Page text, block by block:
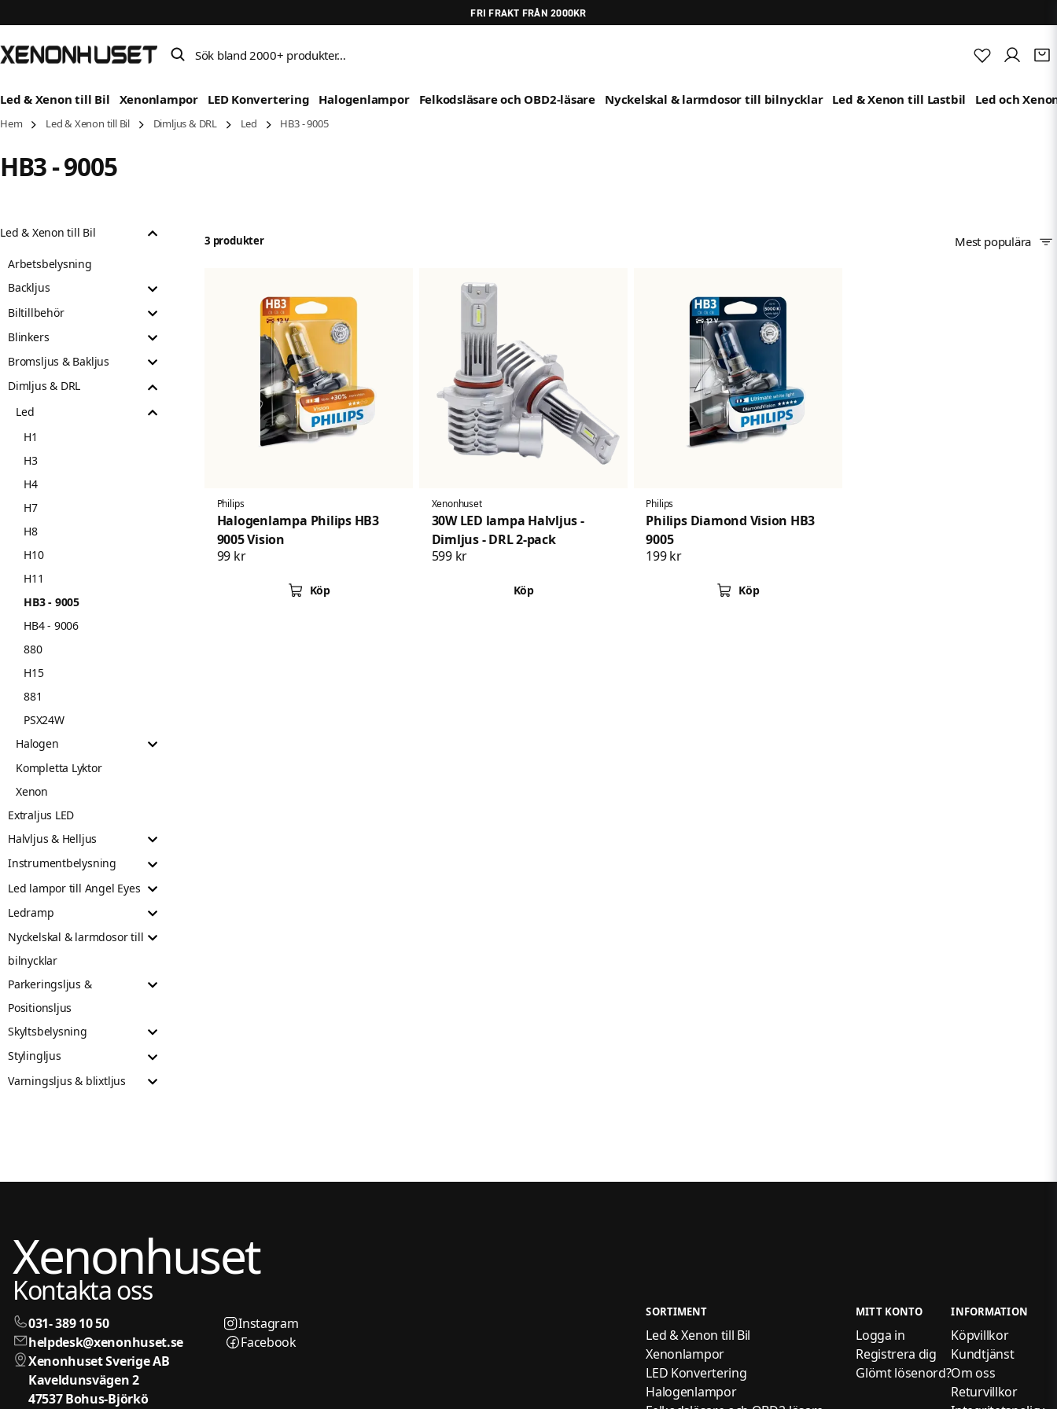
FRI FRAKT FRÅN 2000KR
Sök bland 2000+ produkter…
Led & Xenon till Bil Xenonlampor LED Konvertering Halogenlampor Felkodsläsare och OBD2-läsare Nyckelskal & larmdosor till bilnycklar Led & Xenon till Lastbil Led och
Hem Led & Xenon till Bil Dimljus & DRL Led HB3 - 9005
HB3 - 9005
Led & Xenon till Bil
Arbetsbelysning
Backljus
Biltillbehör
Blinkers
Bromsljus & Bakljus
Dimljus & DRL
Led
H1
H3
H4
H7
H8
H10
H11
HB3 - 9005
HB4 - 9006
880
H15
881
PSX24W
Halogen
Kompletta Lyktor
Xenon
Extraljus LED
Halvljus & Helljus
Instrumentbelysning
Led lampor till Angel Eyes
Ledramp
Nyckelskal & larmdosor till
bilnycklar
Parkeringsljus &
Positionsljus
Skyltsbelysning
Stylingljus
Varningsljus & blixtljus
3 produkter Mest populära
Philips
Halogenlampa Philips HB3
9005 Vision
99 kr
Köp
Xenonhuset
30W LED lampa Halvljus -
Dimljus - DRL 2-pack
599 kr
Köp
Philips
Philips Diamond Vision HB3
9005
199 kr
Köp
Xenonhuset
Kontakta oss
031- 389 10 50
helpdesk@xenonhuset.se
Xenonhuset Sverige AB
Kaveldunsvägen 2
47537 Bohus-Björkö
Instagram
Facebook
SORTIMENT
Led & Xenon till Bil
Xenonlampor
LED Konvertering
Halogenlampor
MITT KONTO
Logga in
Registrera dig
Glömt lösenord?
INFORMATION
Köpvillkor
Kundtjänst
Om oss
Returvillkor